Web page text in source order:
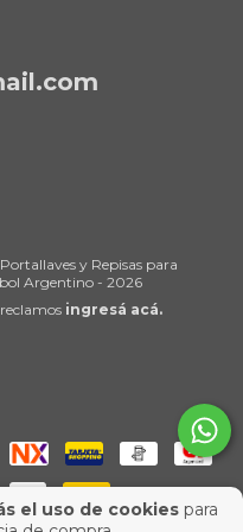
el uso de cookiespara
y Repisas para
Argentino - 2026
ingresá acá.